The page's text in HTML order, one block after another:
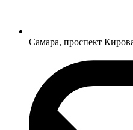
Самара, проспект